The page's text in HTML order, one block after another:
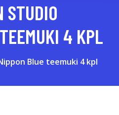
STUDIO
4 KPL
Blue teemuki 4 kpl